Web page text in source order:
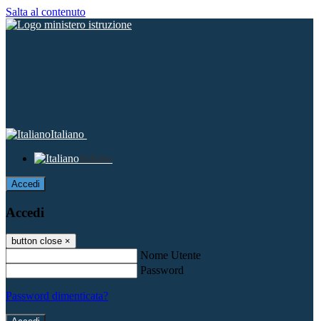
Salta al contenuto
Italiano
Italiano
Accedi
Accedi
button close ×
Nome Utente
Password
Password dimenticata?